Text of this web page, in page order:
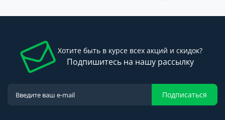
Хотите быть в курсе всех акций и скидок?
Подпишитесь на нашу рассылку
Подписаться